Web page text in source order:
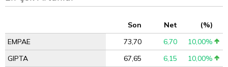
Son Net
(%)
EMPAE
73,70 6,70
10,00%
GIPTA
67,65 6,15
10,00%